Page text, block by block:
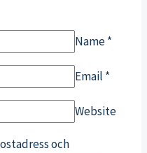
Name*
Email *
Website
och